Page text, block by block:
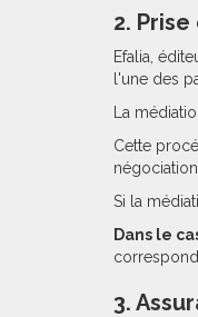
2.
Efalia,
l'une des
La
Cette
Si la
Dans le
3.